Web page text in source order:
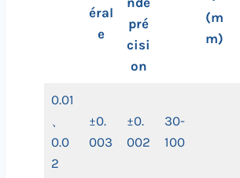
(m
m)
éral
e
pré
cisi
on
0.01
、
0.0
2
±0.
003
±0.
002
30-
100